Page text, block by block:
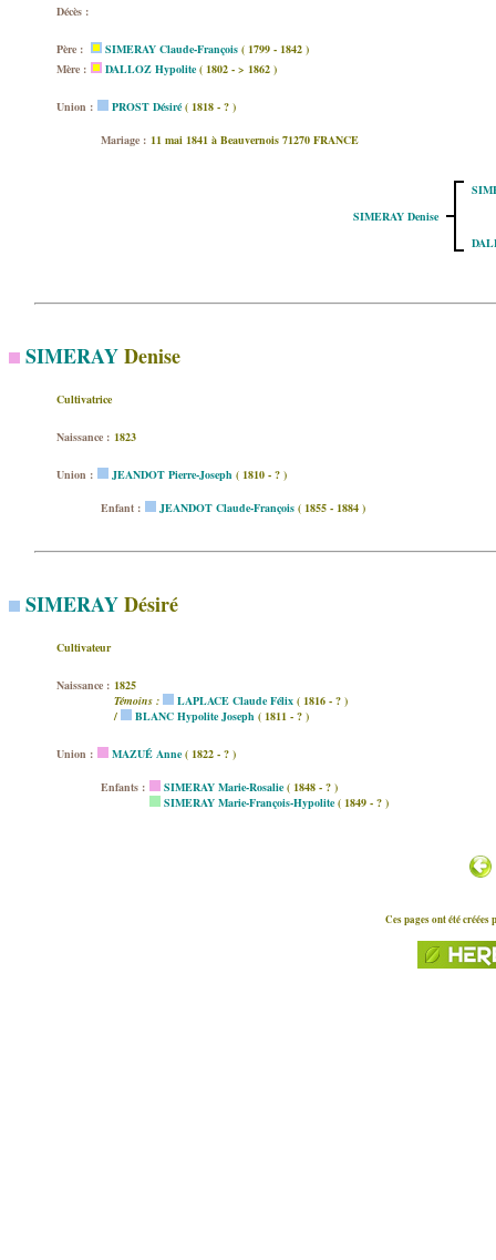
Décès :
Père : SIMERAY Claude-François ( 1799 - 1842 )
Mère :
DALLOZ Hypolite ( 1802 - > 1862 )
Union : PROST Désiré ( 1818 - ? )
Mariage : 11 mai 1841 à Beauvernois 71270 FRANCE
SIMERAY Denise
SIMERAYDenise
Cultivatrice
Naissance : 1823
Union : JEANDOT Pierre-Joseph ( 1810 - ? )
Enfant : JEANDOT Claude-François ( 1855 - 1884 )
SIMERAYDésiré
Cultivateur
Naissance : 1825
Témoins :
LAPLACE Claude Félix ( 1816 - ? )
/
BLANC Hypolite Joseph ( 1811 - ? )
Union : MAZUÉ Anne ( 1822 - ? )
Enfants : SIMERAY Marie-Rosalie ( 1848 - ? )
SIMERAY Marie-François-Hypolite ( 1849 - ? )
Ces pages ont été créées